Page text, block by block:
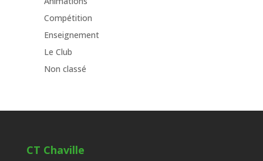
Compétition
Enseignement
Le Club
Non classé
CT Chaville